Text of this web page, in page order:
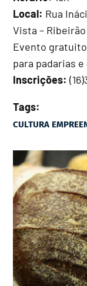
Local: Rua
Vista –
Evento
para padarias
Inscrições:
Tags:
CULTURA